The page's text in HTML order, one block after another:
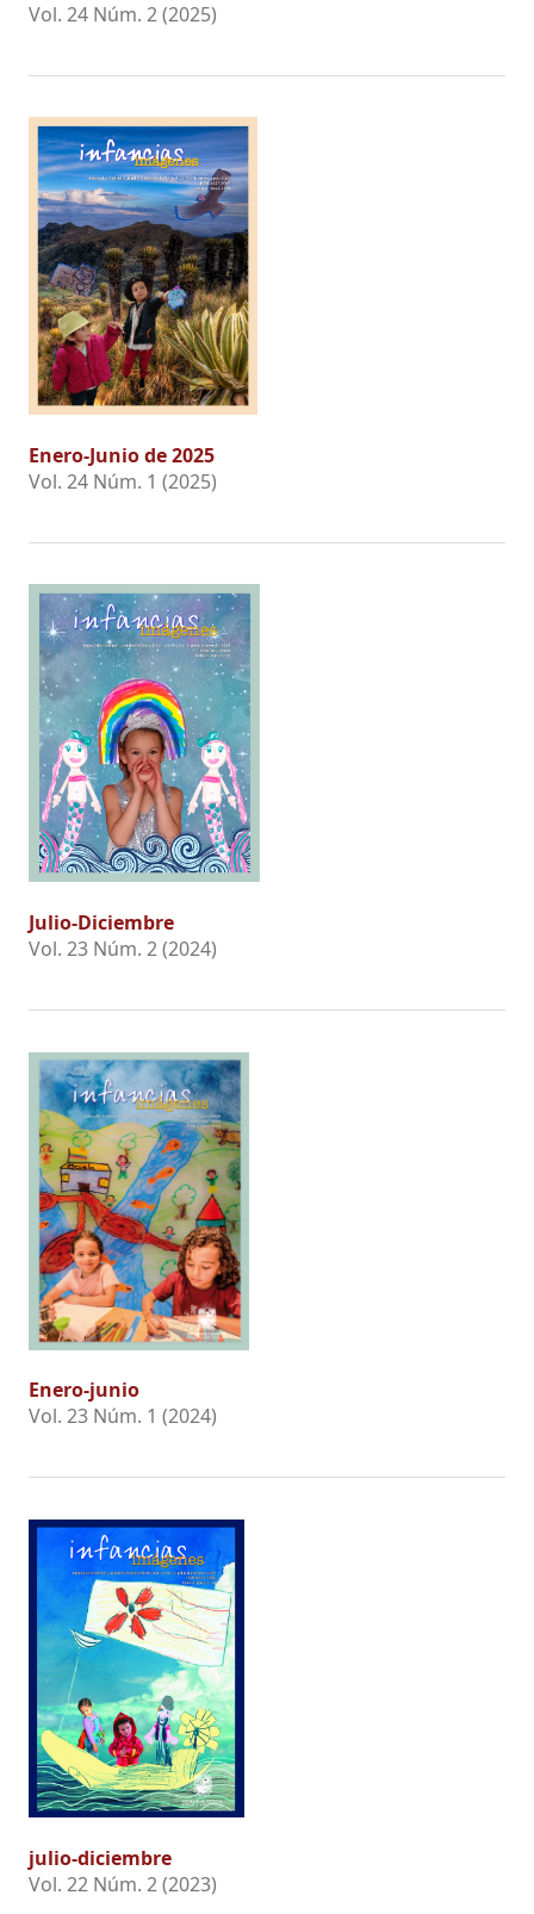
Vol. 24 Núm. 2 (2025)
Enero-Junio de 2025
Vol. 24 Núm. 1 (2025)
Julio-Diciembre
Vol. 23 Núm. 2 (2024)
Enero-junio
Vol. 23 Núm. 1 (2024)
julio-diciembre
Vol. 22 Núm. 2 (2023)